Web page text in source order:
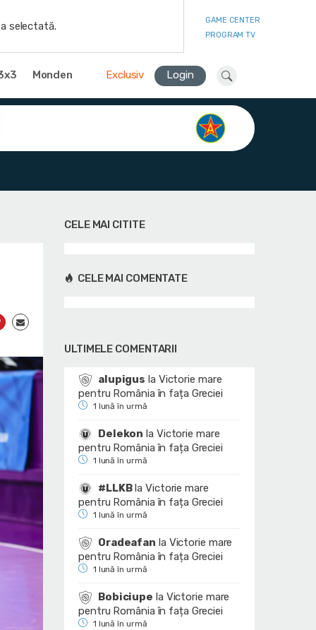
selectată.
GAME CENTER
PROGRAM TV
Monden Exclusiv Login
CELE MAI CITITE
CELE MAI COMENTATE
ULTIMELE COMENTARII
alupigus la Victorie mare
pentru România în fața Greciei
1 lună în urmă
Delekon la Victorie mare
pentru România în fața Greciei
1 lună în urmă
#LLKBlaVictorie mare
pentru România în fața Greciei
1 lună în urmă
Oradeafan la Victorie mare
pentru România în fața Greciei
1 lună în urmă
Bobiciupe la Victorie mare
pentru România în fața Greciei
1 lună în urmă